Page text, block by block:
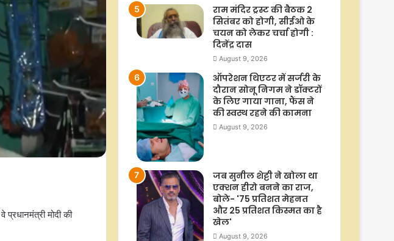
मोदी की
राम मंदिर ट्रस्ट की बैठक 2
सितंबर को होगी, सीईओ के
चयन को लेकर चर्चा होगी :
दिनेंद्र दास
August 9, 2026
ऑपरेशन थिएटर में सर्जरी के
दौरान सोनू निगम ने डॉक्टरों
के लिए गाया गाना, फैंस ने
की स्वस्थ रहने की कामना
August 9, 2026
जब सुनील शेट्टी ने खोला था
एक्शन हीरो बनने का राज,
बोले- '75 प्रतिशत मेहनत
और 25 प्रतिशत किस्मत का है
खेल'
August 9, 2026